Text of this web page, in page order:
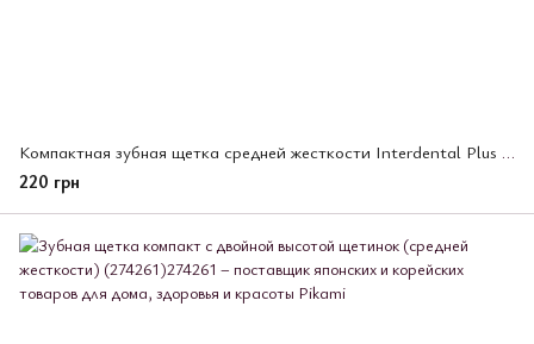
Компактная зубная щетка средней жесткости Interdental Plus Kao
220 грн